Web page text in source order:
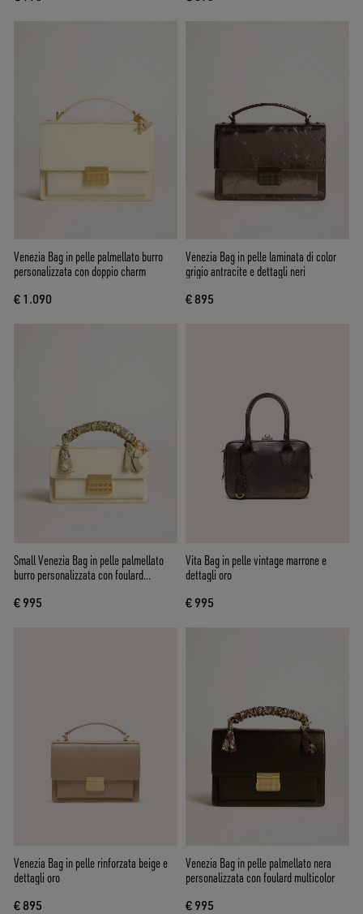
Venezia Bag in pelle palmellato burro
personalizzata con doppio charm
€ 1.090
Venezia Bag in pelle laminata di color
grigio antracite e dettagli neri
€ 895
Small Venezia Bag in pelle palmellato
burro personalizzata con foulard
€ 995
Vita Bag in pelle vintage marrone e
dettagli oro
€ 995
Venezia Bag in pelle rinforzata beige e
dettagli oro
€ 895
Venezia Bag in pelle palmellato nera
personalizzata con foulard multicolor
€ 995